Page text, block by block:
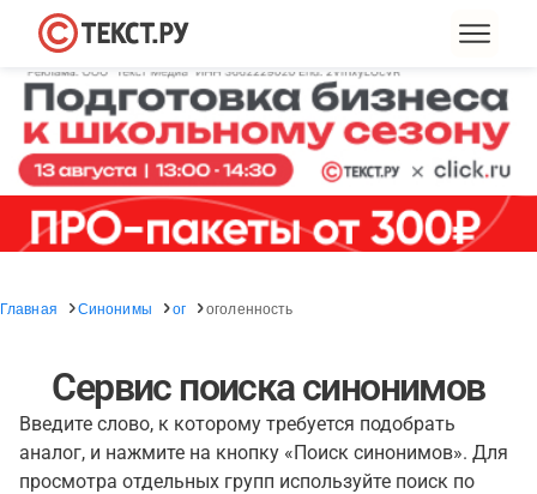
Главная Синонимы ог оголенность
Сервис поиска синонимов
Введите слово, к которому требуется подобрать
аналог, и нажмите на кнопку «Поиск синонимов». Для
просмотра отдельных групп используйте поиск по